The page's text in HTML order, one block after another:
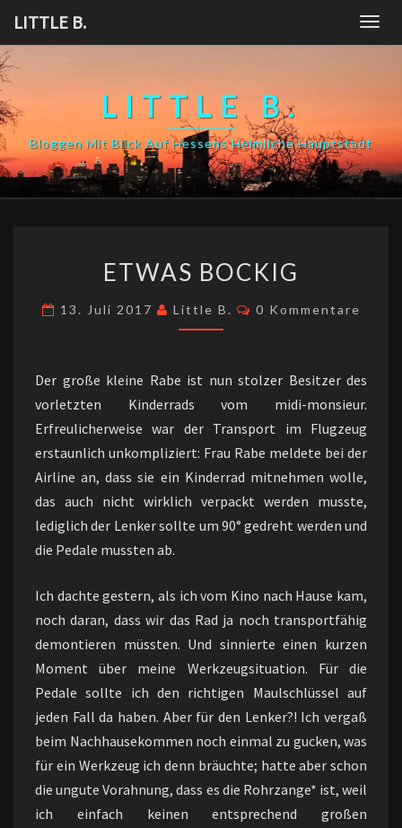
content
LITTLE B.
LITTLE B.
Bloggen Mit Blick Auf Hessens Heimliche Hauptstadt
BOCKIG
ETWAS BOCKIG
13. Juli 2017 Little B. Kommentare
0 Kommentare
Der große kleine Rabe ist nun stolzer Besitzer des
vorletzten Kinderrads vom midi-monsieur.
Erfreulicherweise war der Transport im Flugzeug
erstaunlich unkompliziert: Frau Rabe meldete bei der
Airline an, dass sie ein Kinderrad mitnehmen wolle,
das auch nicht wirklich verpackt werden musste,
lediglich der Lenker sollte um 90° gedreht werden und
die Pedale mussten ab.
Ich dachte gestern, als ich vom Kino nach Hause kam,
noch daran, dass wir das Rad ja noch transportfähig
demontieren müssten. Und sinnierte einen kurzen
Moment über meine Werkzeugsituation. Für die
Pedale sollte ich den richtigen Maulschlüssel auf
jeden Fall da haben. Aber für den Lenker?! Ich vergaß
beim Nachhausekommen noch einmal zu gucken, was
für ein Werkzeug ich denn bräuchte; hatte aber schon
die ungute Vorahnung, dass es die Rohrzange* ist, weil
ich einfach keinen entsprechend großen